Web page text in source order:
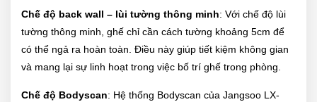
Chế độ back wall – lùi tường thông minh: Với chế độ lùi
tường thông minh, ghế chỉ cần cách tường khoảng 5cm để
có thể ngả ra hoàn toàn. Điều này giúp tiết kiệm không gian
và mang lại sự linh hoạt trong việc bố trí ghế trong phòng.
Chế độ Bodyscan: Hệ thống Bodyscan của Jangsoo LX-